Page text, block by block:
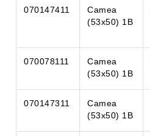
070147411
Camea
(53x50) 1B
070078111
Camea
(53x50) 1B
070147311
Camea
(53x50) 1B